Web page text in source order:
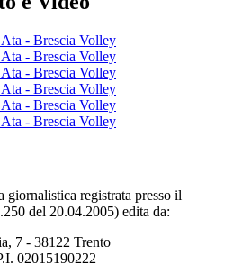
- Brescia Volley
- Brescia Volley
- Brescia Volley
- Brescia Volley
- Brescia Volley
- Brescia Volley
giornalistica registrata presso il
del 20.04.2005) edita da:
7 - 38122 Trento
02015190222